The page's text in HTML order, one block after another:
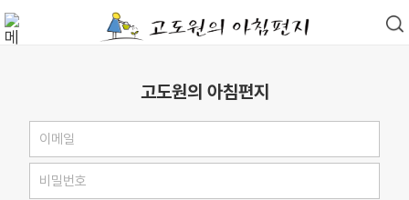
고도원의 아침편지